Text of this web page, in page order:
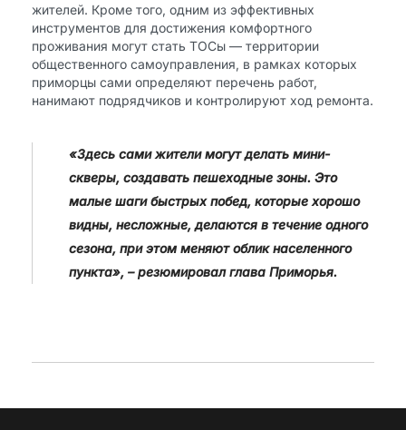
жителей. Кроме того, одним из эффективных
инструментов для достижения комфортного
проживания могут стать ТОСы — территории
общественного самоуправления, в рамках которых
приморцы сами определяют перечень работ,
нанимают подрядчиков и контролируют ход ремонта.
«Здесь сами жители могут делать мини-
скверы, создавать пешеходные зоны. Это
малые шаги быстрых побед, которые хорошо
видны, несложные, делаются в течение одного
сезона, при этом меняют облик населенного
пункта», – резюмировал глава Приморья.